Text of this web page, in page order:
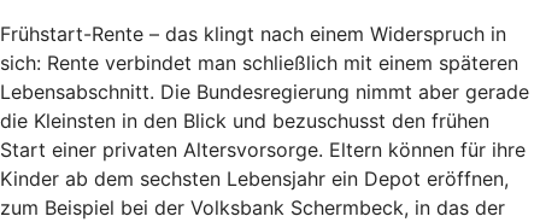
Frühstart-Rente – das klingt nach einem Widerspruch in
sich: Rente verbindet man schließlich mit einem späteren
Lebensabschnitt. Die Bundesregierung nimmt aber gerade
die Kleinsten in den Blick und bezuschusst den frühen
Start einer privaten Altersvorsorge. Eltern können für ihre
Kinder ab dem sechsten Lebensjahr ein Depot eröffnen,
zum Beispiel bei der Volksbank Schermbeck, in das der